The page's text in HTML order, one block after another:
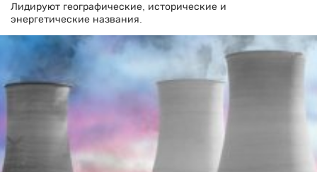
Лидируют географические, исторические и
энергетические названия.